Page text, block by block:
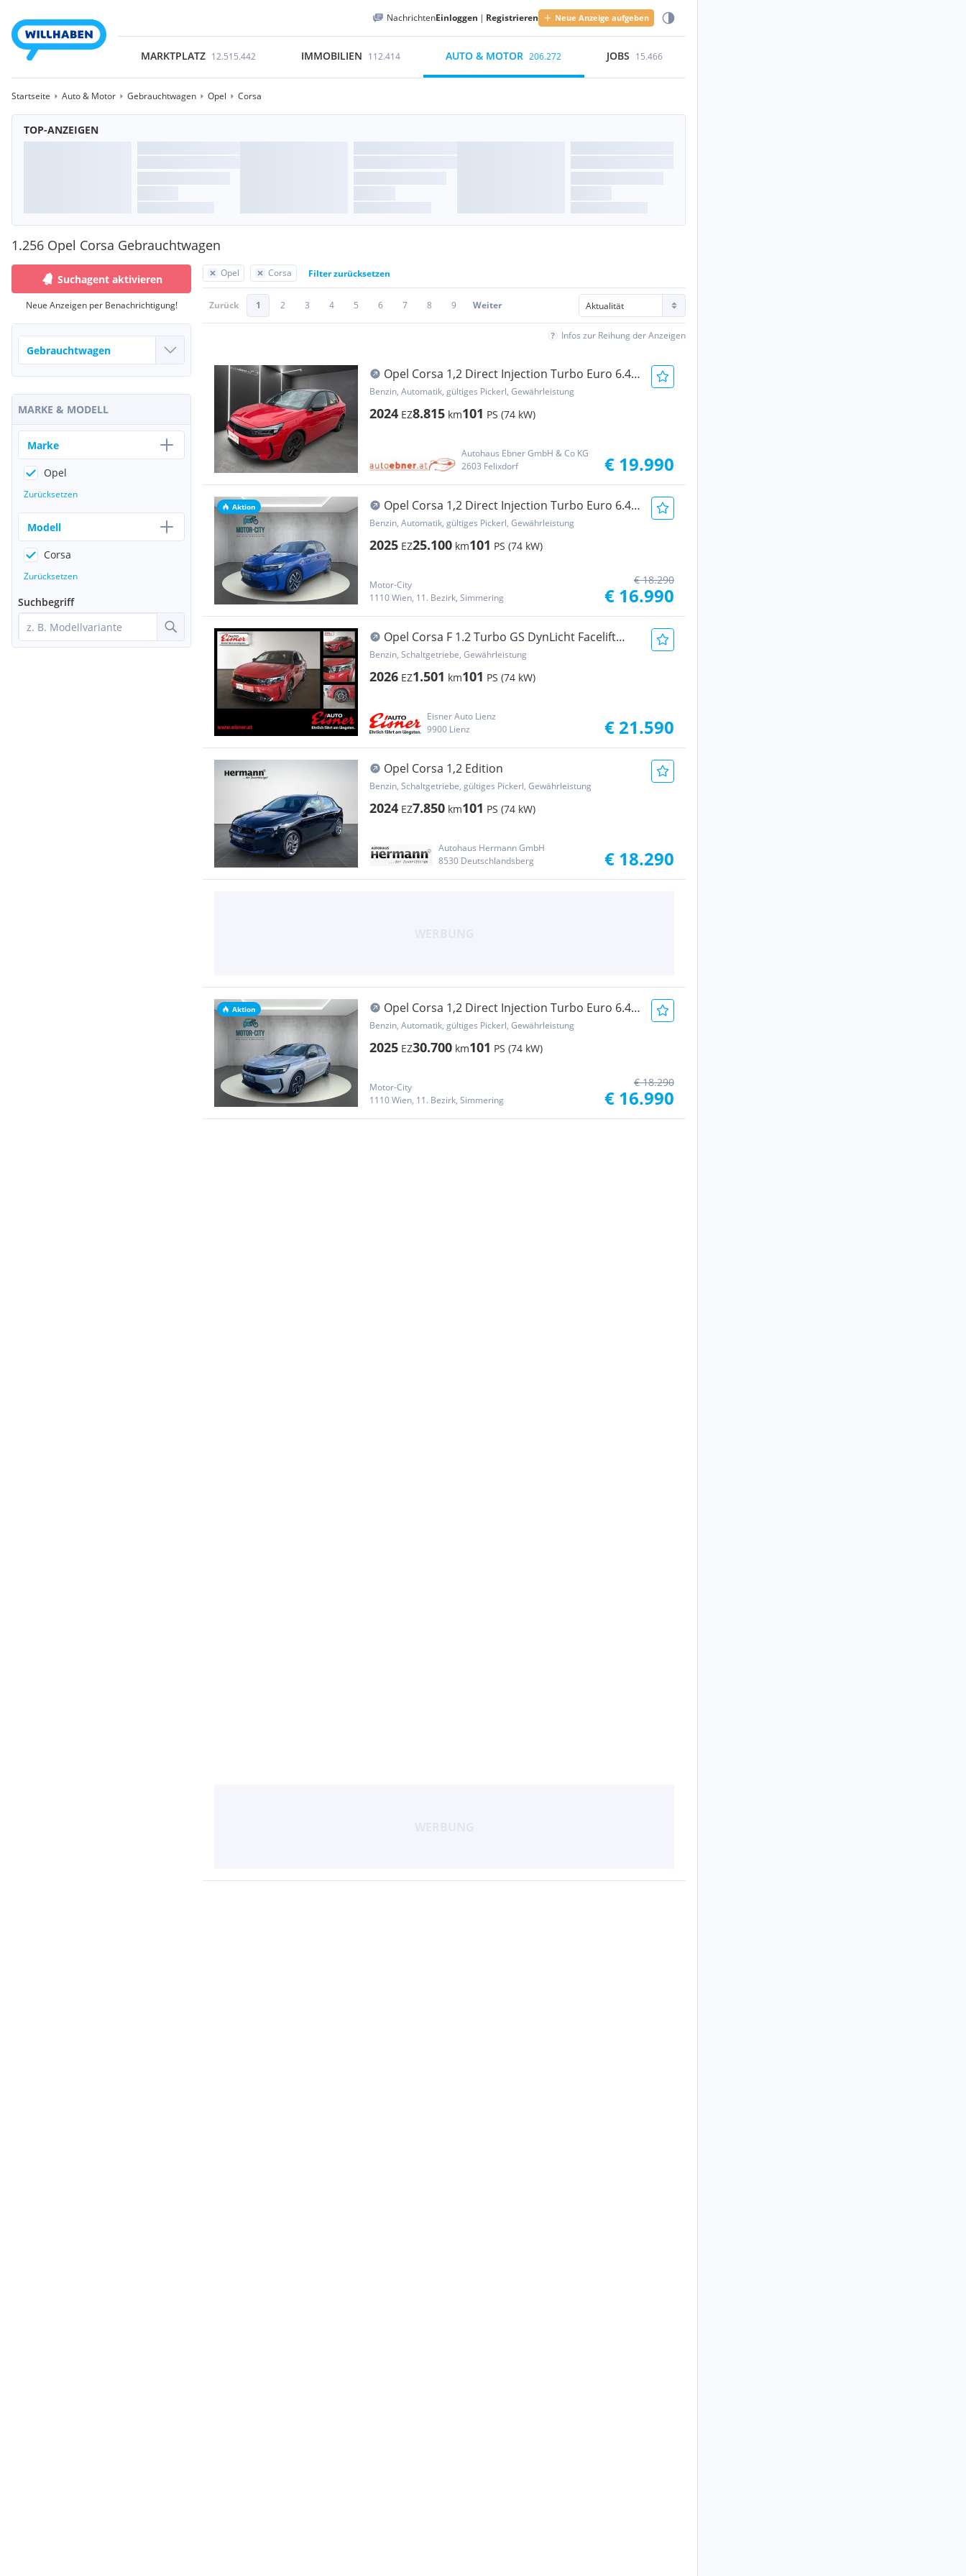
NachrichtenEinloggen | Registrieren Neue Anzeige aufgeben
MARKTPLATZ 12.515.442 IMMOBILIEN 112.414 AUTO & MOTOR 206.272 JOBS 15.466
Startseite Auto & Motor Gebrauchtwagen Opel Corsa
TOP-ANZEIGEN
1.256 Opel Corsa Gebrauchtwagen
Opel Corsa Filter zurücksetzen
Zurück 1 2 3 4 5 6 7 8 9 Weiter
Infos zur Reihung der Anzeigen
Opel Corsa 1,2 Direct Injection Turbo Euro 6.4
MHEV ...
Benzin, Automatik, gültiges Pickerl, Gewährleistung
2024 EZ8.815 km101 PS (74 kW)
Autohaus Ebner GmbH & Co KG
2603 Felixdorf
€ 19.990
Aktion
Opel Corsa 1,2 Direct Injection Turbo Euro 6.4
Corsa...
Benzin, Automatik, gültiges Pickerl, Gewährleistung
2025 EZ25.100 km101 PS (74 kW)
Motor-City
1110 Wien, 11. Bezirk, Simmering
€ 18.290
€ 16.990
Opel Corsa F 1.2 Turbo GS DynLicht Facelift
Kam. LED
Benzin, Schaltgetriebe, Gewährleistung
2026 EZ1.501 km101 PS (74 kW)
Eisner Auto Lienz
9900 Lienz
€ 21.590
Opel Corsa 1,2 Edition
Benzin, Schaltgetriebe, gültiges Pickerl, Gewährleistung
2024 EZ7.850 km101 PS (74 kW)
Autohaus Hermann GmbH
8530 Deutschlandsberg
€ 18.290
Aktion
Opel Corsa 1,2 Direct Injection Turbo Euro 6.4
Corsa...
Benzin, Automatik, gültiges Pickerl, Gewährleistung
2025 EZ30.700 km101 PS (74 kW)
Motor-City
1110 Wien, 11. Bezirk, Simmering
€ 18.290
€ 16.990
Suchagent aktivieren
Neue Anzeigen per Benachrichtigung!
MARKE & MODELL
Marke
Opel
Zurücksetzen
Modell
Corsa
Zurücksetzen
Suchbegriff